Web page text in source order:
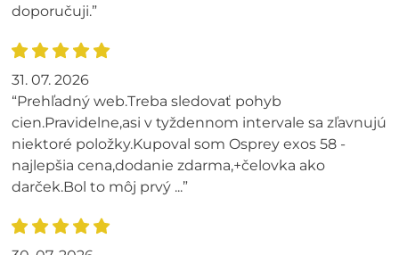
doporučuji.”
31. 07. 2026
“Prehľadný web.Treba sledovať pohyb
cien.Pravidelne,asi v tyždennom intervale sa zľavnujú
niektoré položky.Kupoval som Osprey exos 58 -
najlepšia cena,dodanie zdarma,+čelovka ako
darček.Bol to môj prvý ...”